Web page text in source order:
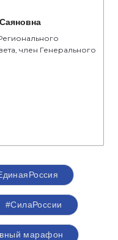
член Генерального
#СилаРоссии
марафон